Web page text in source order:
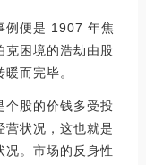
例便是 1907 年焦
克困境的浩劫由股
而完毕。
个股的价钱多受投
营状况，这也就是
况。市场的反身性